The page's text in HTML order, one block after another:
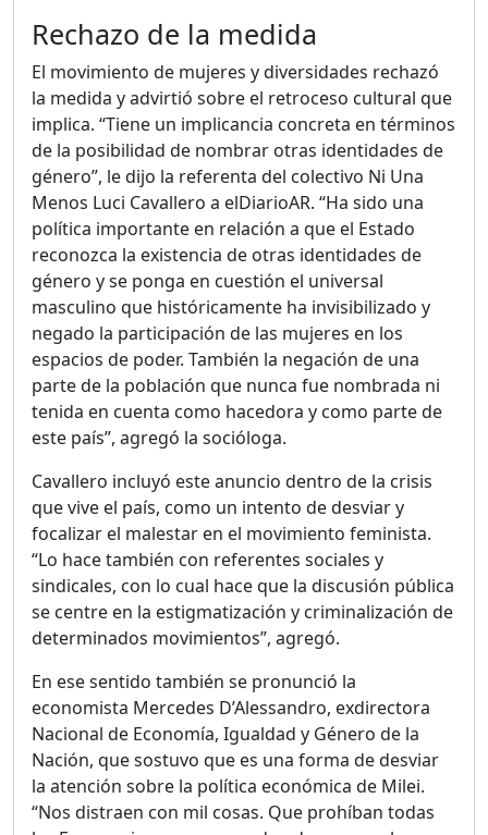
Rechazo de la medida
El movimiento de mujeres y diversidades rechazó
la medida y advirtió sobre el retroceso cultural que
implica. “Tiene un implicancia concreta en términos
de la posibilidad de nombrar otras identidades de
género”, le dijo la referenta del colectivo Ni Una
Menos Luci Cavallero a elDiarioAR. “Ha sido una
política importante en relación a que el Estado
reconozca la existencia de otras identidades de
género y se ponga en cuestión el universal
masculino que históricamente ha invisibilizado y
negado la participación de las mujeres en los
espacios de poder. También la negación de una
parte de la población que nunca fue nombrada ni
tenida en cuenta como hacedora y como parte de
este país”, agregó la socióloga.
Cavallero incluyó este anuncio dentro de la crisis
que vive el país, como un intento de desviar y
focalizar el malestar en el movimiento feminista.
“Lo hace también con referentes sociales y
sindicales, con lo cual hace que la discusión pública
se centre en la estigmatización y criminalización de
determinados movimientos”, agregó.
En ese sentido también se pronunció la
economista Mercedes D’Alessandro, exdirectora
Nacional de Economía, Igualdad y Género de la
Nación, que sostuvo que es una forma de desviar
la atención sobre la política económica de Milei.
“Nos distraen con mil cosas. Que prohíban todas